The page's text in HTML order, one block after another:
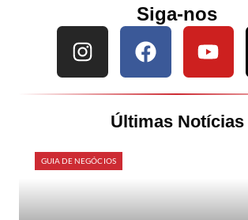
Siga-nos
Últimas Notícias
GUIA DE NEGÓCIOS